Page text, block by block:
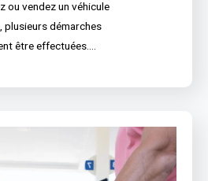
ou vendez un véhicule
plusieurs démarches
être effectuées.…